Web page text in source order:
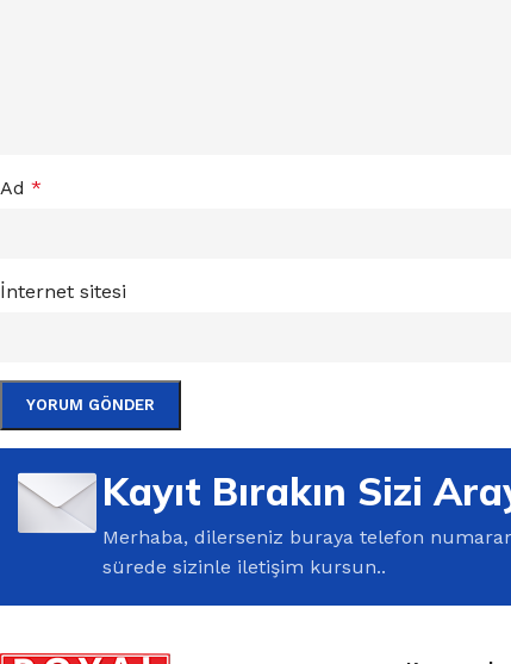
Ad *
İnternet sitesi
Kayıt Bırakın Sizi
Merhaba, dilerseniz buraya telefon
sürede sizinle iletişim kursun..